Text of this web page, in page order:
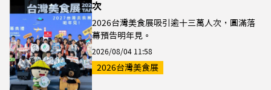
次
2026台灣美食展吸引逾十三萬人次，圓滿落
幕預告明年見。
2026/08/04 11:58
2026台灣美食展